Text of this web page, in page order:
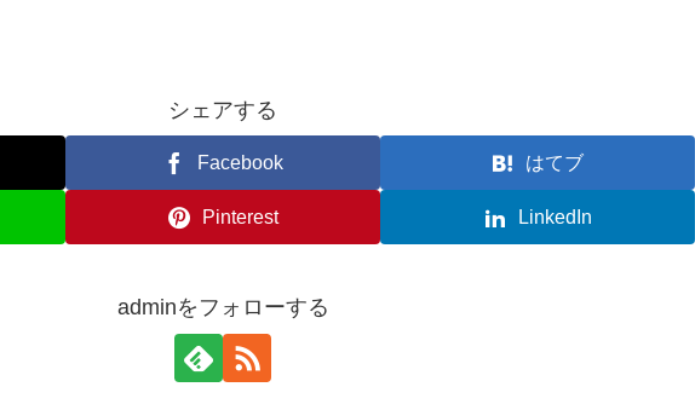
シェアする
Facebook はてブ
Pinterest LinkedIn
adminをフォローする